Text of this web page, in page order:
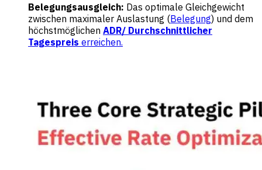
Belegungsausgleich: Das optimale Gleichgewicht
zwischen maximaler Auslastung (Belegung) und dem
höchstmöglichen ADR/ Durchschnittlicher
Tagespreis erreichen.